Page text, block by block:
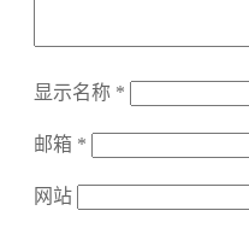
显示名称 *
邮箱 *
网站